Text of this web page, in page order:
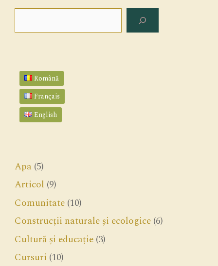
Română
Français
English
Apa (5)
Articol (9)
Comunitate (10)
Construcții naturale și ecologice (6)
Cultură și educație (3)
Cursuri (10)